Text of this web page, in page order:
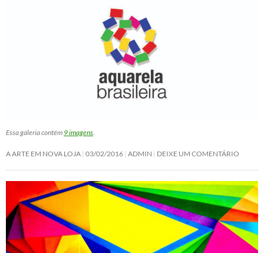
Essa galeria contém 9 imagens
A ARTE EM NOVA LOJA 03/02/2016 ADMIN DEIXE UM COMENTÁRIO